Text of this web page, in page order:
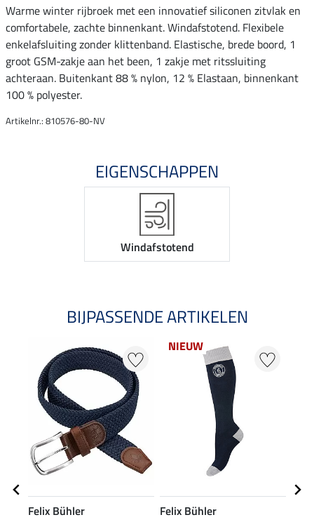
Warme winter rijbroek met een innovatief siliconen zitvlak en
comfortabele, zachte binnenkant. Windafstotend. Flexibele
enkelafsluiting zonder klittenband. Elastische, brede boord, 1
groot GSM-zakje aan het been, 1 zakje met ritssluiting
achteraan. Buitenkant 88 % nylon, 12 % Elastaan, binnenkant
100 % polyester.
Artikelnr.: 810576-80-NV
EIGENSCHAPPEN
Windafstotend
BIJPASSENDE ARTIKELEN
Felix Bühler
NIEUW
Felix Bühler